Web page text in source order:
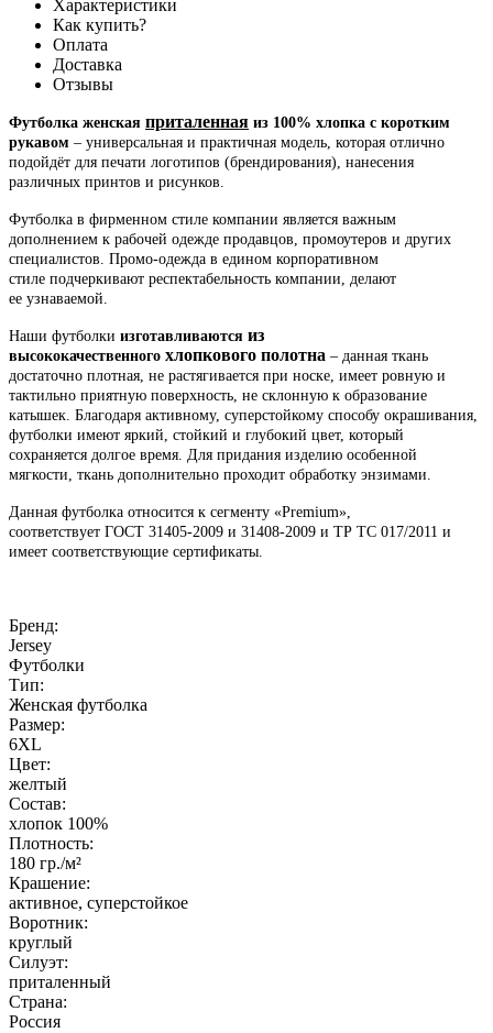
Характеристики
Как купить?
Оплата
Доставка
Отзывы
Футболка женская приталенная из 100% хлопка с коротким
рукавом – универсальная и практичная модель, которая отлично
подойдёт для печати логотипов (брендирования), нанесения
различных принтов и рисунков.
Футболка в фирменном стиле компании является важным
дополнением к рабочей одежде продавцов, промоутеров и других
специалистов. Промо-одежда в едином корпоративном
стиле подчеркивают респектабельность компании, делают
ее узнаваемой.
Наши футболки изготавливаются из
высококачественного хлопкового полотна – данная ткань
достаточно плотная, не растягивается при носке, имеет ровную и
тактильно приятную поверхность, не склонную к образование
катышек. Благодаря активному, суперстойкому способу окрашивания,
футболки имеют яркий, стойкий и глубокий цвет, который
сохраняется долгое время. Для придания изделию особенной
мягкости, ткань дополнительно проходит обработку энзимами.
Данная футболка относится к сегменту «Premium»,
соответствует ГОСТ 31405-2009 и 31408-2009 и ТР ТС 017/2011 и
имеет соответствующие сертификаты.
Бренд:
Jersey
Футболки
Тип:
Женская футболка
Размер:
6XL
Цвет:
желтый
Состав:
хлопок 100%
Плотность:
180 гр./м²
Крашение:
активное, суперстойкое
Воротник:
круглый
Силуэт:
приталенный
Страна:
Россия